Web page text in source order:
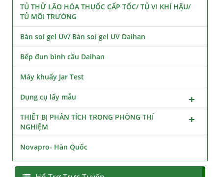
TỦ THỬ LÃO HÓA THUỐC CẤP TỐC/ TỦ VI KHÍ HẬU/
TỦ MÔI TRƯỜNG
Bàn soi gel UV/ Bàn soi gel UV Daihan
Bếp đun bình cầu Daihan
Máy khuấy Jar Test
Dụng cụ lấy mẫu
THIẾT BỊ PHÂN TÍCH TRONG PHÒNG THÍ
NGHIỆM
Novapro- Hàn Quốc